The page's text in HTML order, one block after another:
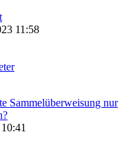
11:58
Sammelüberweisung nur